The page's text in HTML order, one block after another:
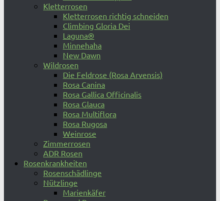
Kletterrosen
Kletterrosen richtig schneiden
Climbing Gloria Dei
Laguna®
Minnehaha
New Dawn
Wildrosen
Die Feldrose (Rosa Arvensis)
Rosa Canina
Rosa Gallica Officinalis
Rosa Glauca
Rosa Multiflora
Rosa Rugosa
Weinrose
Zimmerrosen
ADR Rosen
Rosenkrankheiten
Rosenschädlinge
Nützlinge
Marienkäfer